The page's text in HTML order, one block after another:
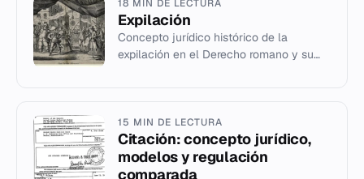
18 MIN DE LECTURA
Expilación
Concepto jurídico histórico de la
expilación en el Derecho romano y su
15 MIN DE LECTURA
Citación: concepto jurídico,
modelos y regulación
comparada